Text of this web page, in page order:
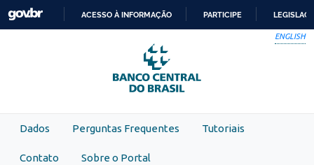
Skip to main content
PARA
O
CONTEÚDO
ACESSO À INFORMAÇÃO PARTICIPE
ENGLISH
Dados Perguntas Frequentes Tutoriais
Contato Sobre o Portal